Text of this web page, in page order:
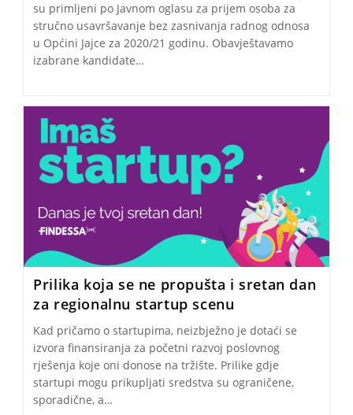
su primljeni po Javnom oglasu za prijem osoba za
stručno usavršavanje bez zasnivanja radnog odnosa
u Općini Jajce za 2020/21 godinu. Obavještavamo
izabrane kandidate…
Prilika koja se ne propušta i sretan dan
za regionalnu startup scenu
Kad pričamo o startupima, neizbježno je dotaći se
izvora finansiranja za početni razvoj poslovnog
rješenja koje oni donose na tržište. Prilike gdje
startupi mogu prikupljati sredstva su ograničene,
sporadične, a…